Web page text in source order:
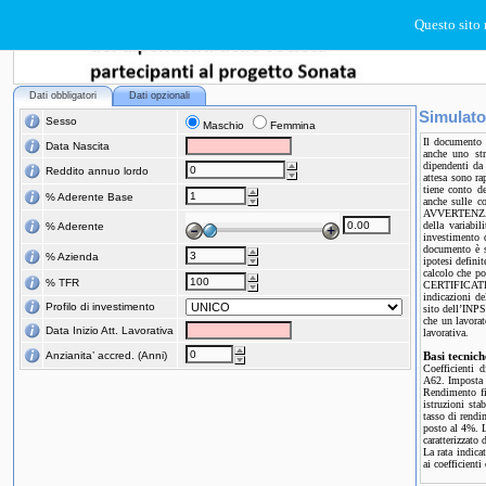
Questo
Dati obbligatori Dati opzionali
Sesso Maschio
Femmina
Data Nascita
Reddito annuo lordo
% Aderente Base
% Aderente
% Azienda
% TFR
Profilo di investimento
Data Inizio Att. Lavorativa
Anzianita’ accred. (Anni)
Il documento
anche uno
dipendenti
attesa sono
tiene conto
anche sulle
della
investimento
documento è
ipotesi
calcolo che
indicazioni
sito
che un
lavorativa.
Basi
Coefficienti
A62.
Rendimento
istruzioni
tasso di
posto al 4%.
caratterizzato
La rata
ai coefficienti